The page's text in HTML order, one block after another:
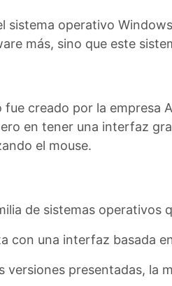
sistema operativo
más, sino que este
creado por la empresa
en tener una interfaz
el mouse.
de sistemas operativos
con una interfaz basada
versiones presentadas, la